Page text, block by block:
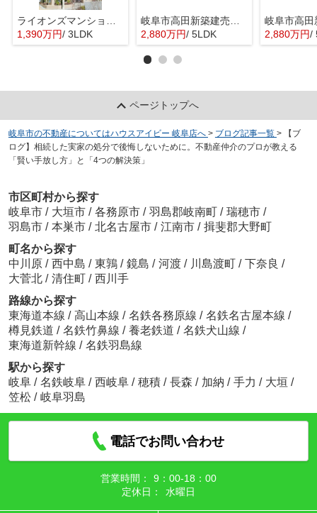
1,390万円/ 3LDK
2,880万円/ 5LDK 2,880万円/
ページトップへ
岐阜市の不動産についてはハウスアイビー 岐阜店へ > ブログ記事一覧 >
【ブ
ログ】相続した実家の処分で後悔しないために。不動産仲介のプロが教える
「賢い手放し方」と「4つの解決策」
市区町村から探す
岐阜市 / 大垣市 / 各務原市 / 羽島郡岐南町 / 瑞穂市 /
羽島市 / 本巣市 / 北名古屋市 / 江南市 / 揖斐郡大野町
町名から探す
中川原 / 西中島 / 東鶉 / 鏡島 / 河渡 / 川島渡町 / 下奈良 /
大菅北 / 清住町 / 西川手
路線から探す
東海道本線 / 高山本線 / 名鉄各務原線 / 名鉄名古屋本線 /
樽見鉄道 / 名鉄竹鼻線 / 養老鉄道 / 名鉄犬山線 /
東海道新幹線 / 名鉄羽島線
駅から探す
岐阜 / 名鉄岐阜 / 西岐阜 / 穂積 / 長森 / 加納 / 手力 / 大垣 /
笠松 / 岐阜羽島
電話でお問い合わせ
営業時間：
9：00‐18：00
定休日：
水曜日